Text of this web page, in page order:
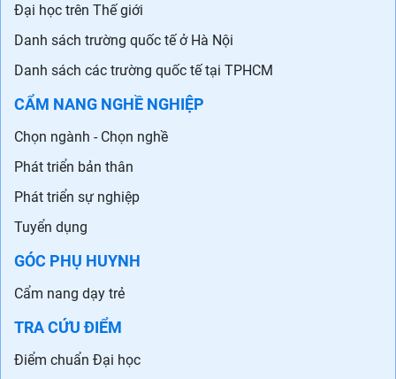
Đại học trên Thế giới
Danh sách trường quốc tế ở Hà Nội
Danh sách các trường quốc tế tại TPHCM
CẨM NANG NGHỀ NGHIỆP
Chọn ngành - Chọn nghề
Phát triển bản thân
Phát triển sự nghiệp
Tuyển dụng
GÓC PHỤ HUYNH
Cẩm nang dạy trẻ
TRA CỨU ĐIỂM
Điểm chuẩn Đại học